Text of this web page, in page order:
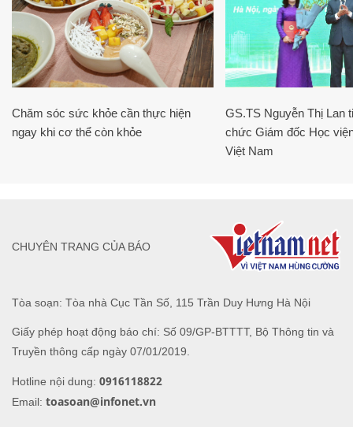
Chăm sóc sức khỏe cần thực hiện
ngay khi cơ thể còn khỏe
GS.TS Nguyễn Thị Lan
chức Giám đốc Học
Việt Nam
Tòa soạn: Tòa nhà Cục Tần Số, 115 Trần Duy Hưng Hà Nội
Giấy phép hoạt động báo chí: Số 09/GP-BTTTT, Bộ Thông tin và
Truyền thông cấp ngày 07/01/2019.
Hotline nội dung: 0916118822
Email: toasoan@infonet.vn
CHUYÊN TRANG CỦA BÁO